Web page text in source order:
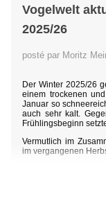
Vogelwelt
2025/26
posté par Moritz
Der Winter 2025/26
einem trockenen
Januar so
auch sehr kalt.
Frühlingsbeginn
Vermutlich im
im vergangenen